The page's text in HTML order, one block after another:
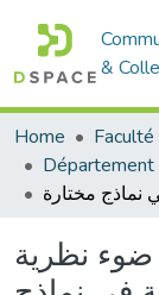
&
Home
ضوء نظرية